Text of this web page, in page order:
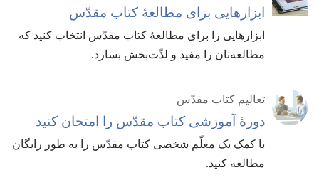
ابزارهایی برای مطالعهٔ کتاب مقدّس
ابزارهایی را برای مطالعهٔ کتاب مقدّس انتخاب کنید که
مطالعه‌تان را مفید و لذّت‌بخش بسازد.‏
تعالیم کتاب مقدّس
دورهٔ آموزشی کتاب مقدّس را امتحان کنید
با کمک یک معلّم شخصی کتاب مقدّس را به طور رایگان
مطالعه کنید.‏